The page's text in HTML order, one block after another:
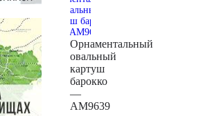
Орнаментальный
овальный
картуш
барокко
—
AM9639